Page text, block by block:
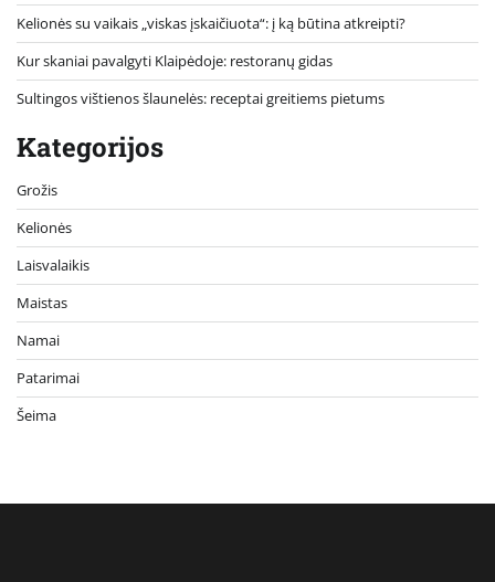
Kelionės su vaikais „viskas įskaičiuota“: į ką būtina atkreipti?
Kur skaniai pavalgyti Klaipėdoje: restoranų gidas
Sultingos vištienos šlaunelės: receptai greitiems pietums
Kategorijos
Grožis
Kelionės
Laisvalaikis
Maistas
Namai
Patarimai
Šeima